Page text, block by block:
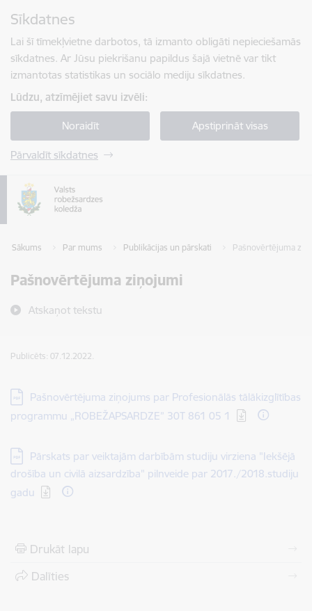
Sīkdatnes
Lai šī tīmekļvietne darbotos, tā izmanto obligāti nepieciešamās
sīkdatnes. Ar Jūsu piekrišanu papildus šajā vietnē var tikt
izmantotas statistikas un sociālo mediju sīkdatnes.
Lūdzu, atzīmējiet savu izvēli:
Noraidīt Apstiprināt visas
Pārvaldīt sīkdatnes
Sākums Par mums Publikācijas un pārskati Pašnovērtējuma
Pašnovērtējuma ziņojumi
Atskaņot tekstu
Publicēts: 07.12.2022.
Lejupielādēt:
Pašnovērtējuma ziņojums par Profesionālās tālākizglītības
programmu „ROBEŽAPSARDZE” 30T 861 05 1
Lejupielādēt:
Pārskats par veiktajām darbībām studiju virziena "Iekšējā
drošība un civilā aizsardzība" pilnveide par 2017./2018.studiju
gadu
Drukāt lapu
Dalīties